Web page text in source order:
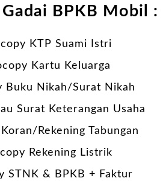
Gadai BPKB Mobil :
KTP Suami Istri
Kartu Keluarga
Buku Nikah/Surat Nikah
Surat Keterangan Usaha
Rekening Tabungan
Rekening Listrik
STNK & BPKB + Faktur